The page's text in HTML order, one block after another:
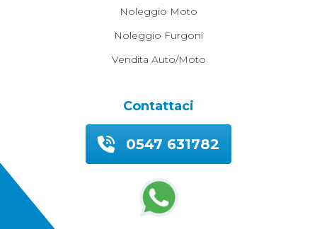
Noleggio Moto
Noleggio Furgoni
Vendita Auto/moto
Contattaci
0547 631782